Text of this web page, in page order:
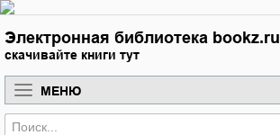
Электронная библиотека bookz.ru
скачивайте книги тут
МЕНЮ